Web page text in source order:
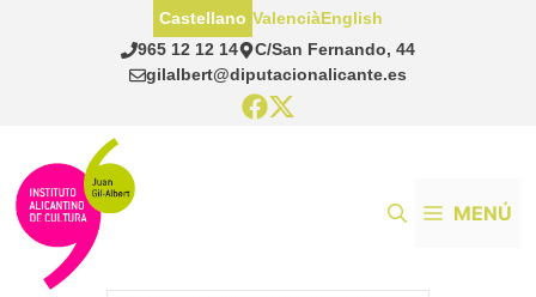
965 12 12 14
C/San Fernando, 44
gilalbert@diputacionalicante.es
Castellano ValenciàEnglish
MENÚ